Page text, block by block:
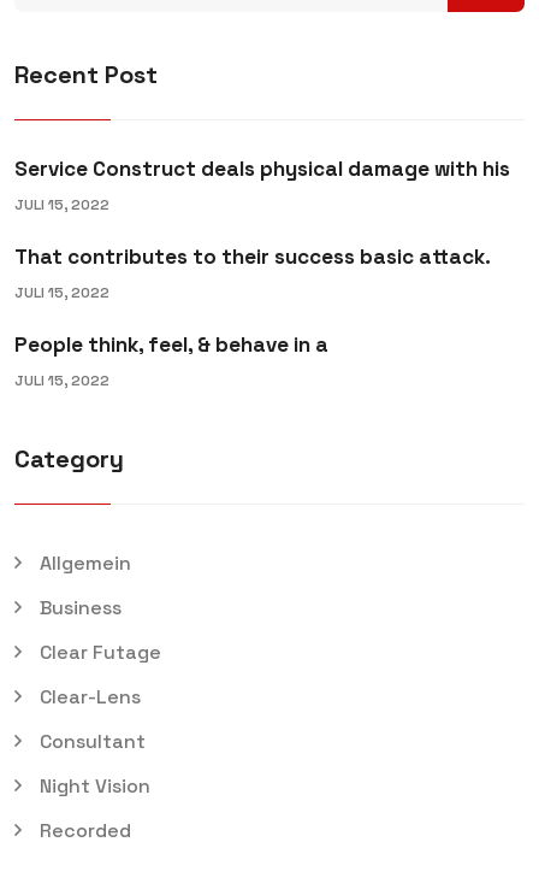
Recent Post
Service Construct deals physical damage with his
JULI 15, 2022
That contributes to their success basic attack.
JULI 15, 2022
People think, feel, & behave in a
JULI 15, 2022
Category
Allgemein
Business
Clear Futage
Clear-Lens
Consultant
Night Vision
Recorded